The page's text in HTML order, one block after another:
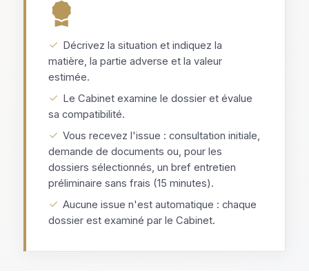
Décrivez la situation et indiquez la
matière, la partie adverse et la valeur
estimée.
Le Cabinet examine le dossier et évalue
sa compatibilité.
Vous recevez l'issue : consultation initiale,
demande de documents ou, pour les
dossiers sélectionnés, un bref entretien
préliminaire sans frais (15 minutes).
Aucune issue n'est automatique : chaque
dossier est examiné par le Cabinet.